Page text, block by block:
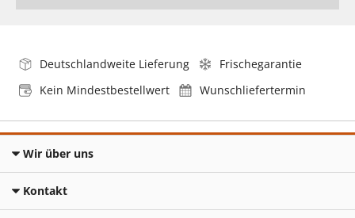
Deutschlandweite Lieferung
Frischegarantie
Kein Mindestbestellwert
Wunschliefertermin
Wir über uns
Kontakt